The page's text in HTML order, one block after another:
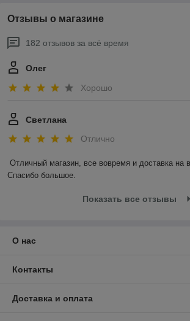
Отзывы о магазине
182 отзывов за всё время
Олег
Хорошо
Светлана
Отлично
Отличный магазин, все вовремя и доставка на
Спасибо большое.
Показать все отзывы
О нас
Контакты
Доставка и оплата